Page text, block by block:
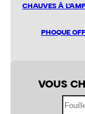
CHAUVES À
PHOQUE
VOUS